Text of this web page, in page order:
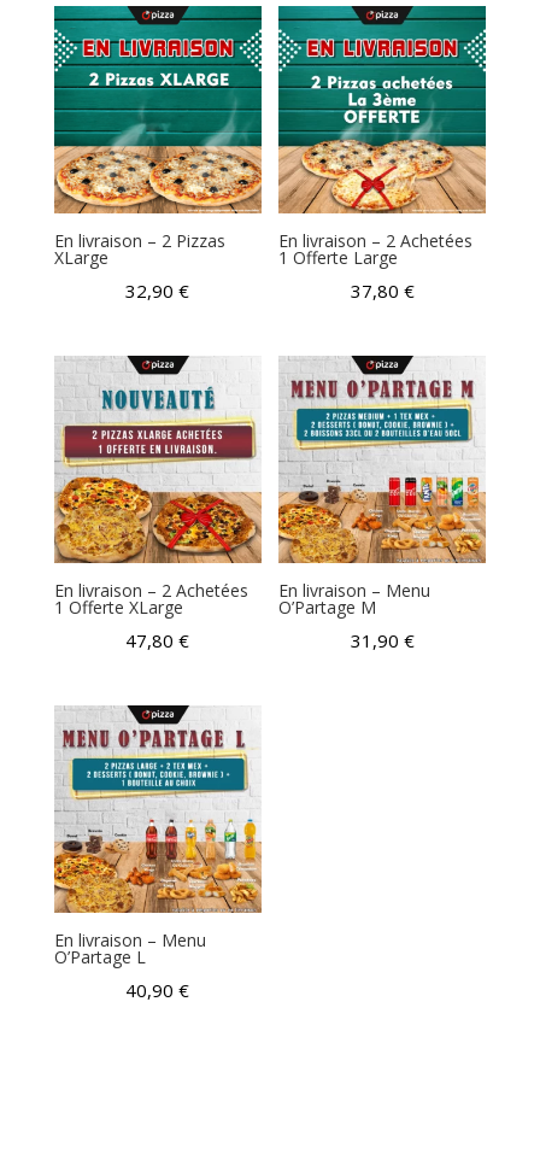
En livraison – 2 Pizzas
XLarge
32,90€
En livraison – 2 Achetées
1 Offerte Large
37,80 €
En livraison – 2 Achetées
1 Offerte XLarge
47,80€
En livraison – Menu
O’Partage M
31,90 €
En livraison – Menu
O’Partage L
40,90€